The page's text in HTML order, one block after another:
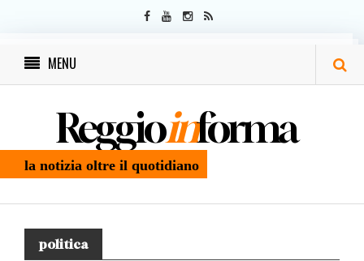
MENU
Reggioinforma
la notizia oltre il quotidiano
politica